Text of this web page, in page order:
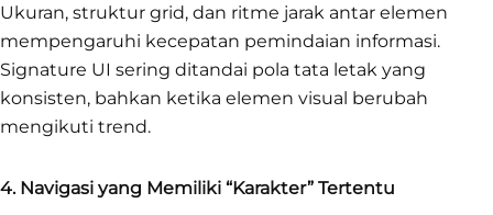
Ukuran, struktur grid, dan ritme jarak antar elemen
mempengaruhi kecepatan pemindaian informasi.
Signature UI sering ditandai pola tata letak yang
konsisten, bahkan ketika elemen visual berubah
mengikuti trend.
4. Navigasi yang Memiliki “Karakter” Tertentu